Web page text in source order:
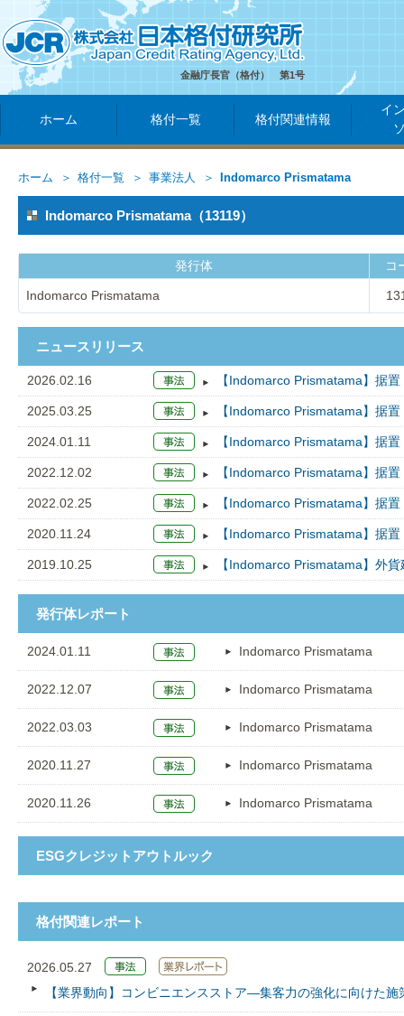
金融庁長官（格付） 第1号
ホーム 格付一覧 格付関連情報
イ
ホーム 格付一覧 事業法人 Indomarco Prismatama
Indomarco Prismatama（13119）
発行体 コ
Indomarco Prismatama
ニュースリリース
2026.02.16 【Indomarco Prismatama】据
2025.03.25 【Indomarco Prismatama】据
2024.01.11 【Indomarco Prismatama】据
2022.12.02 【Indomarco Prismatama】据
2022.02.25 【Indomarco Prismatama】据
2020.11.24 【Indomarco Prismatama】据
2019.10.25 【Indomarco Prismatama】外
発行体レポート
2024.01.11 Indomarco Prismatama
2022.12.07 Indomarco Prismatama
2022.03.03 Indomarco Prismatama
2020.11.27 Indomarco Prismatama
2020.11.26 Indomarco Prismatama
ESGクレジットアウトルック
格付関連レポート
2026.05.27
【業界動向】コンビニエンスストア―集客力の強化に向けた